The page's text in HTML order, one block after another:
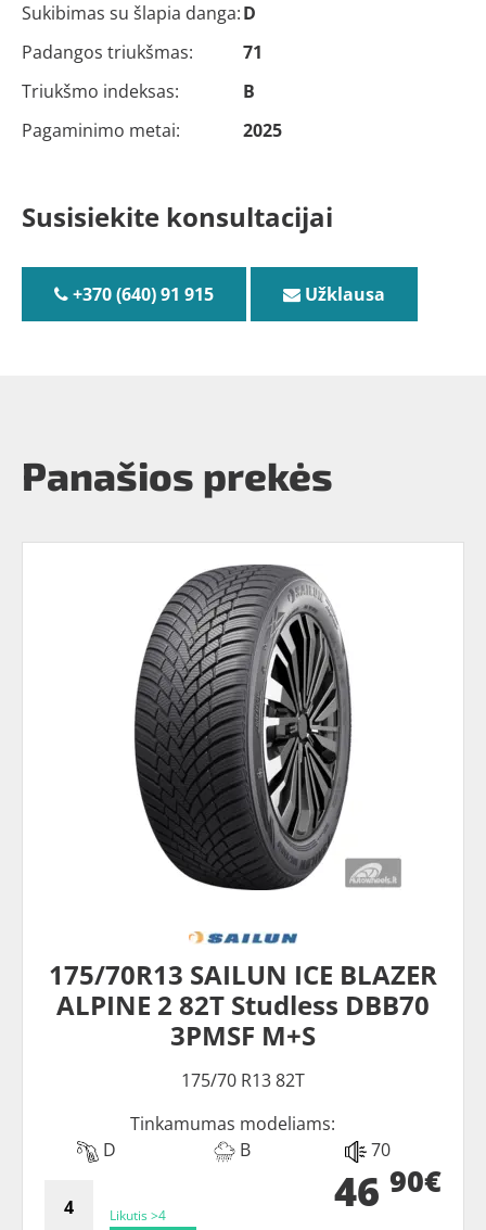
Sukibimas su šlapia danga:D
Padangos triukšmas:
71
Triukšmo indeksas:
B
Pagaminimo metai:
2025
Susisiekite konsultacijai
+370 (640) 91 915 Užklausa
Panašios prekės
175/70R13 SAILUN ICE BLAZER
ALPINE 2 82T Studless DBB70
3PMSF M+S
175/70 R13 82T
Tinkamumas modeliams:
D
B 70
Likutis >4 46 90€